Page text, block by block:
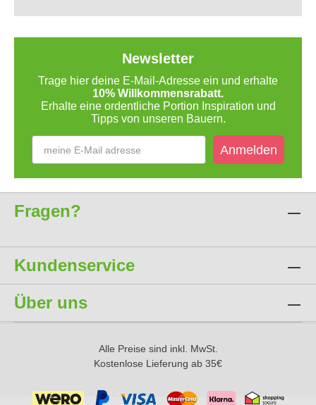
Newsletter
Trage hier deine E-Mail-Adresse ein und erhalte
10% Willkommensrabatt.
Erhalte eine ordentliche Portion Inspiration und
Tipps von unseren Bauern.
Anmelden
Fragen?
Kundenservice
Über uns
Alle Preise sind inkl. MwSt.
Kostenlose Lieferung ab 35€